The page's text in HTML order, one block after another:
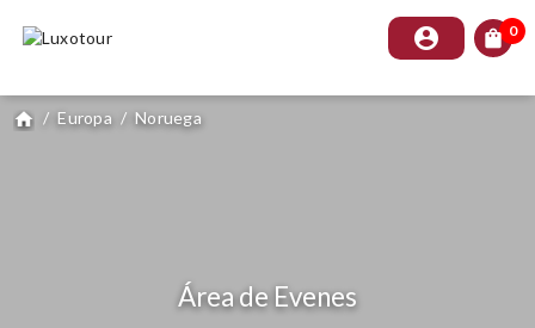
account_circle shopping_bag 0
home / Europa / Noruega
Área de Evenes